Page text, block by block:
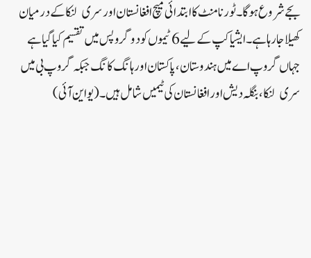
بجے شروع ہوگا۔ٹورنامنٹ کا ابتدائی میچ افغانستان اور سری لنکا کے درمیان
کھیلا جارہا ہے۔ایشیا کپ کے لیے 6 ٹیموں کو دو گروپس میں تقسیم کیا گیا ہے
جہاں گروپ اے میں ہندوستان ، پاکستان اور ہانگ کانگ جبکہ گروپ بی میں
سری لنکا، بنگلہ دیش اور افغانستان کی ٹیمیں شامل ہیں۔ (یو این آئی)